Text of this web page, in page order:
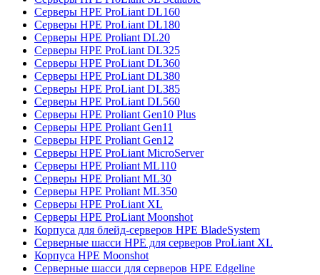
Серверы HPE ProLiant DL160
Серверы HPE ProLiant DL180
Серверы HPE Proliant DL20
Серверы HPE ProLiant DL325
Серверы HPE ProLiant DL360
Серверы HPE ProLiant DL380
Серверы HPE ProLiant DL385
Серверы HPE ProLiant DL560
Серверы HPE Proliant Gen10 Plus
Серверы HPE Proliant Gen11
Серверы HPE Proliant Gen12
Серверы HPE ProLiant MicroServer
Серверы HPE Proliant ML110
Серверы HPE Proliant ML30
Серверы HPE Proliant ML350
Серверы HPE ProLiant XL
Серверы HPE ProLiant Moonshot
Корпуса для блейд-серверов HPE BladeSystem
Серверные шасси HPE для серверов ProLiant XL
Корпуса HPE Moonshot
Серверные шасси для серверов HPE Edgeline